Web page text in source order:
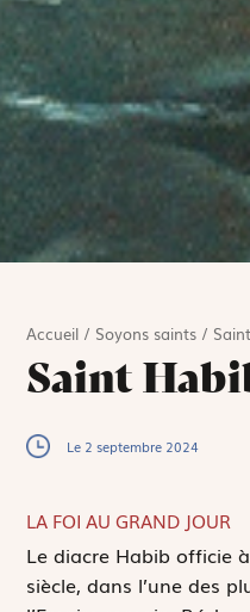
Accueil / Soyons saints /
Saint
Le 2 septembre 2024
LA FOI AU GRAND JOUR
Le diacre Habib officie
siècle, dans l’une des